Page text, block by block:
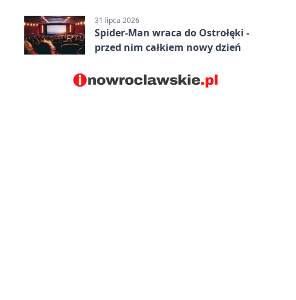
31 lipca 2026
Spider-Man wraca do Ostrołęki -
przed nim całkiem nowy dzień